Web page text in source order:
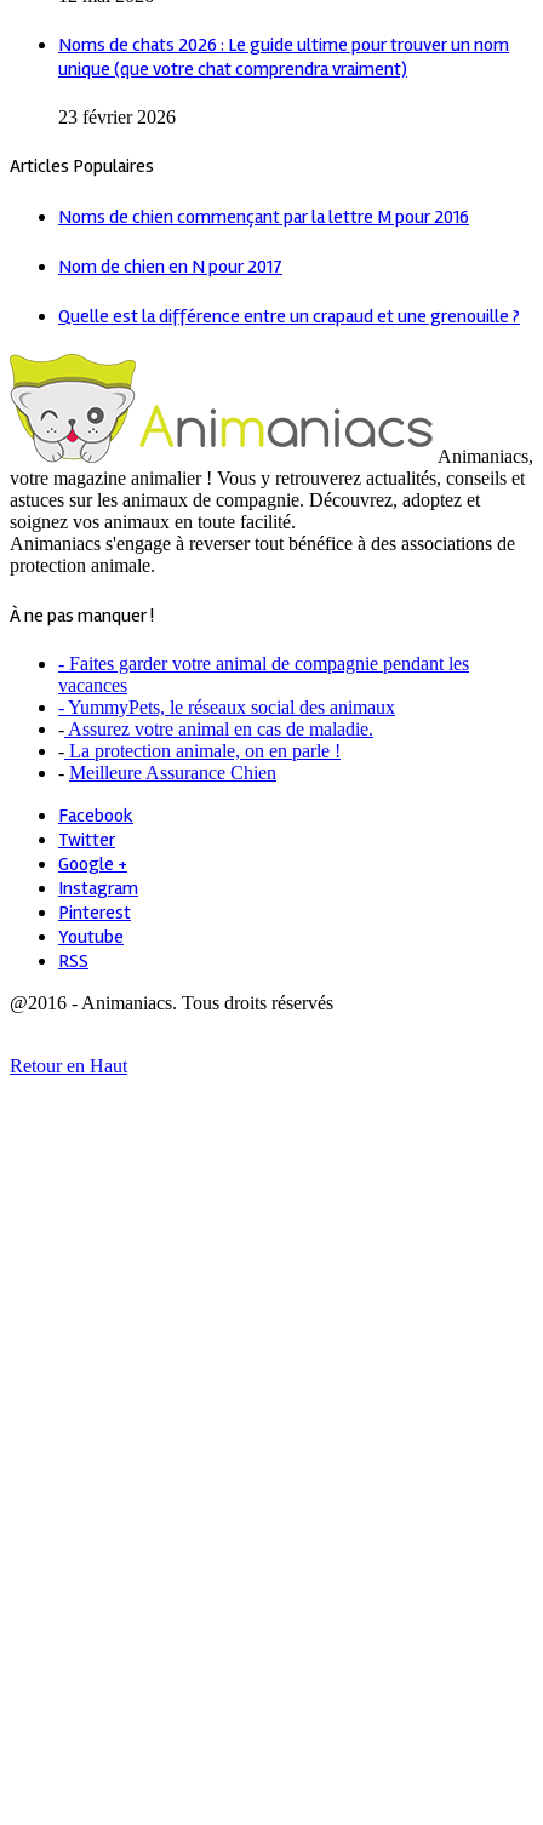
Noms de chats 2026 : Le guide ultime pour trouver un nom
unique (que votre chat comprendra vraiment)
23 février 2026
Articles Populaires
Noms de chien commençant par la lettre M pour 2016
Nom de chien en N pour 2017
Quelle est la différence entre un crapaud et une grenouille ?
Animaniacs,
votre magazine animalier ! Vous y retrouverez actualités, conseils et
astuces sur les animaux de compagnie. Découvrez, adoptez et
soignez vos animaux en toute facilité.
Animaniacs s'engage à reverser tout bénéfice à des associations de
protection animale.
À ne pas manquer !
- Faites garder votre animal de compagnie pendant les
vacances
- YummyPets, le réseaux social des animaux
- Assurez votre animal en cas de maladie.
- La protection animale, on en parle !
- Meilleure Assurance Chien
Facebook
Twitter
Google +
Instagram
Pinterest
Youtube
RSS
@2016 - Animaniacs. Tous droits réservés
Retour en Haut